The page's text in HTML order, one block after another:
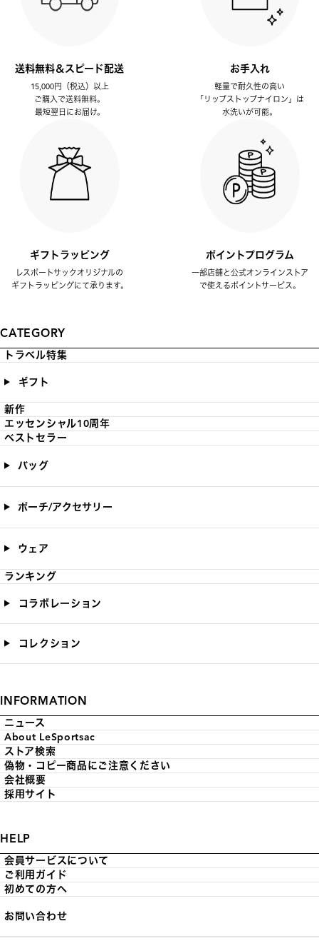
送料無料＆スピード配送
15,000円（税込）以上
ご購入で送料無料。
最短翌日にお届け。
お手入れ
軽量で耐久性の高い
「リップストップナイロン」は
水洗いが可能。
ギフトラッピング
レスポートサックオリジナルの
ギフトラッピングにて承ります。
ポイントプログラム
一部店舗と公式オンラインストア
で使えるポイントサービス。
CATEGORY
トラベル特集
ギフト
新作
エッセンシャル10周年
ベストセラー
バッグ
ポーチ/アクセサリー
ウェア
ランキング
コラボレーション
コレクション
INFORMATION
ニュース
About LeSportsac
ストア検索
偽物・コピー商品にご注意ください
会社概要
採用サイト
HELP
会員サービスについて
ご利用ガイド
初めての方へ
お問い合わせ